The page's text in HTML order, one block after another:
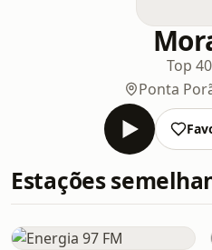
Top 40
Ponta
Estações